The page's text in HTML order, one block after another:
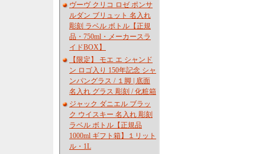
ヴーヴ クリコ ロゼ ポンサ
ルダン ブリュット 名入れ
彫刻 ラベル ボトル【正規
品・750ml・メーカースラ
イドBOX】
【限定】 モエ エ シャンド
ン ロゴ入り 150年記念 シャ
ンパングラス / １脚 | 底面
名入れ グラス 彫刻 / 化粧箱
ジャック ダニエル ブラッ
ク ウイスキー 名入れ 彫刻
ラベル ボトル【正規品
1000ml ギフト箱】１リット
ル・1L